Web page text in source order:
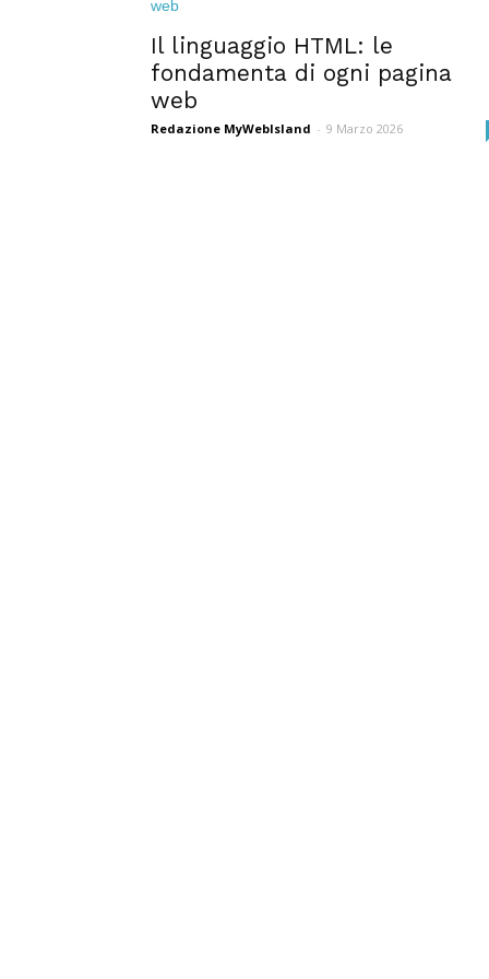
Il linguaggio HTML: le
fondamenta di ogni pagina
web
Redazione MyWebIsland - 9 Marzo 2026